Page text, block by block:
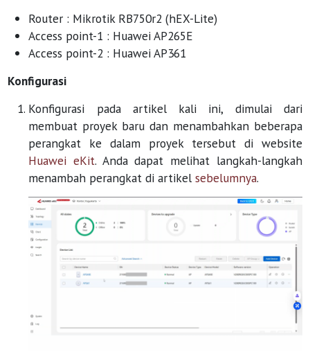
Router : Mikrotik RB750r2 (hEX-Lite)
Access point-1 : Huawei AP265E
Access point-2 : Huawei AP361
Konfigurasi
Konfigurasi pada artikel kali ini, dimulai dari
membuat proyek baru dan menambahkan beberapa
perangkat ke dalam proyek tersebut di website
Huawei eKit. Anda dapat melihat langkah-langkah
menambah perangkat di artikelsebelumnya.